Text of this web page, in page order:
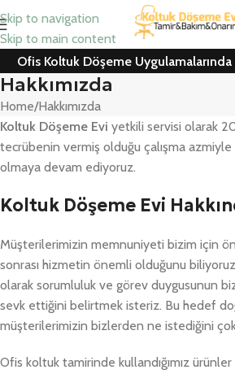
Skip to navigation
Skip to main content
Ofis Koltuk Döşeme
Hakkımızda
Home Hakkımızda
Koltuk Döşeme Evi yetkili servisi olarak 20
tecrübenin vermiş olduğu çalışma
olmaya devam ediyoruz.
Koltuk Döşeme Evi
Müşterilerimizin memnuniyeti bizim için
sonrası hizmetin önemli olduğunu
olarak sorumluluk ve görev duygusunun
sevk ettiğini belirtmek isteriz. Bu hedef
müşterilerimizin bizlerden ne istediğini
Ofis koltuk tamirinde kullandığımız